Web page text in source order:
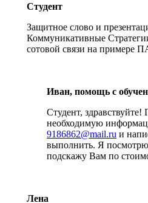
Студент
Защитное слово и
Коммуникативные
сотовой связи на примере
Иван, помощь с
Студент,
необходимую
9186862@mail.ru и
выполнить. Я
подскажу Вам по
Лена